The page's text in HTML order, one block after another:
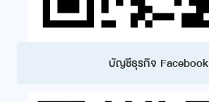
บัญชีธุรกิจ Facebook